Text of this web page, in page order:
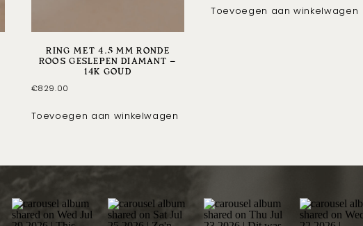
RING MET 4.5 MM RONDE
ROOS GESLEPEN DIAMANT –
14K GOUD
€829.00
Toevoegen aan winkelwagen
Toevoegen aan winkelwagen